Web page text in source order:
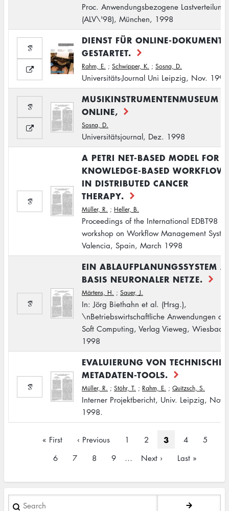
Proc. Anwendungsbezogene Lastverteilung
(ALV\'98), München, 1998
DIENST FÜR ONLINE-DOKUMENTE
GESTARTET.
Rahm, E. ; Schwipper, K. ; Sosna, D.
Universitäts-Journal Uni Leipzig, Nov. 1998
MUSIKINSTRUMENTENMUSEUM -
ONLINE,
Sosna, D.
Universitätsjournal, Dez. 1998
A PETRI NET-BASED MODEL FOR
KNOWLEDGE-BASED
IN DISTRIBUTED CANCER
THERAPY.
Müller, R. ; Heller, B.
Proceedings of the International EDBT98
workshop on Workflow Management
Valencia, Spain, March 1998
EIN ABLAUFPLANUNGSSYSTEM
BASIS NEURONALER NETZE.
Märtens, H. ; Sauer, J.
In: Jörg Biethahn et al. (Hrsg.),
\nBetriebswirtschaftliche Anwendungen
Soft Computing, Verlag Vieweg,
1998
EVALUIERUNG VON
METADATEN-TOOLS.
Müller, R. ; Stöhr, T. ; Rahm, E. ; Quitzsch, S.
Interner Projektbericht, Univ. Leipzig, Nov.
1998.
First
« First
Previous
‹ Previous Page
1 Page
2
Current
3 Page
4 Page
5
Page
6 Page
7 Page
8 Page
9 …
Next
Next ›
Last
Last »
Search